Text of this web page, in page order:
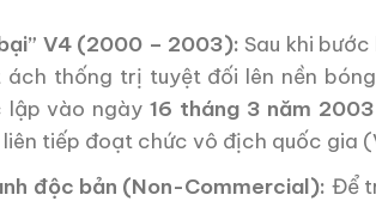
V4 (2000 – 2003): Sau khi
thống trị tuyệt đối lên nền
lập vào ngày 16 tháng 3 năm 2003
tiếp đoạt chức vô địch quốc gia
độc bản (Non-Commercial): Để